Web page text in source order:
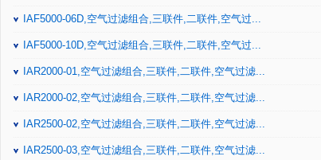
IAF5000-06D,空气过滤组合,三联件,二联件,空气过...
IAF5000-10D,空气过滤组合,三联件,二联件,空气过...
IAR2000-01,空气过滤组合,三联件,二联件,空气过滤...
IAR2000-02,空气过滤组合,三联件,二联件,空气过滤...
IAR2500-02,空气过滤组合,三联件,二联件,空气过滤...
IAR2500-03,空气过滤组合,三联件,二联件,空气过滤...